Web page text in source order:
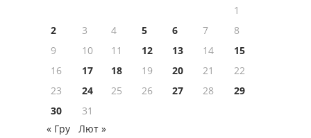
1
2
3 4 5 6 7
8
9
10 11 12 13 14
15
16
17 18 19 20 21
22
23
24 25 26 27 28
29
30
31
« Гру
Лют »